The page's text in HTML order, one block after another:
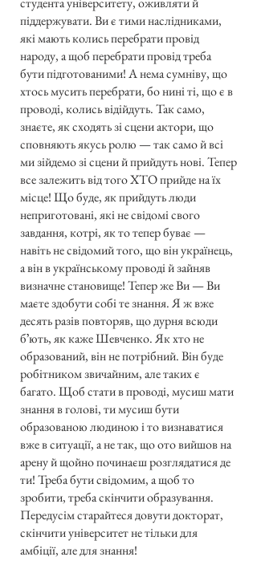
піддержувати. Ви є тими наслідниками,
які мають колись перебрати провід
народу, а щоб перебрати провід треба
бути підготованими! А нема сумніву, що
хтось мусить перебрати, бо нині ті, що є в
проводі, колись відійдуть. Так само,
знаєте, як сходять зі сцени актори, що
сповняють якусь ролю — так само й всі
ми зійдемо зі сцени й прийдуть нові. Тепер
все залежить від того ХТО прийде на їх
місце! Що буде, як прийдуть люди
неприготовані, які не свідомі свого
завдання, котрі, як то тепер буває —
навіть не свідомий того, що він українець,
а він в українському проводі й зайняв
визначне становище! Тепер же Ви — Ви
маєте здобути собі те знання. Я ж вже
десять разів повторяв, що дурня всюди
бʼють, як каже Шевченко. Як хто не
образований, він не потрібний. Він буде
робітником звичайним, але таких є
багато. Щоб стати в проводі, мусиш мати
знання в голові, ти мусиш бути
образованою людиною і то визнаватися
вже в ситуації, а не так, що ото вийшов на
арену й щойно починаєш розглядатися де
ти! Треба бути свідомим, а щоб то
зробити, треба скінчити образування.
Передусім старайтеся довути докторат,
скінчити університет не тільки для
амбіції, але для знання!